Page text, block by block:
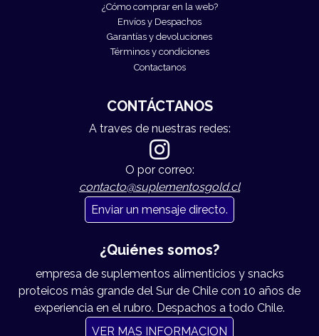
¿Cómo comprar en la web?
Envíos y Despachos
Garantías y devoluciones
Términos y condiciones
Contactanos
CONTÁCTANOS
A traves de nuestras redes:
O por correo:
contacto@suplementosgold.cl
Enviar un mensaje directo.
¿Quiénes somos?
empresa de suplementos alimenticios y snacks
proteicos más grande del Sur de Chile con 10 años de
experiencia en el rubro. Despachos a todo Chile.
VER MAS INFORMACION